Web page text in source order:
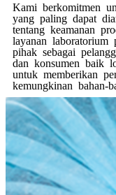
Kami berkomitmen
yang paling dapat
tentang keamanan
layanan laboratorium
pihak sebagai
dan konsumen baik
untuk memberikan
kemungkinan bahan-